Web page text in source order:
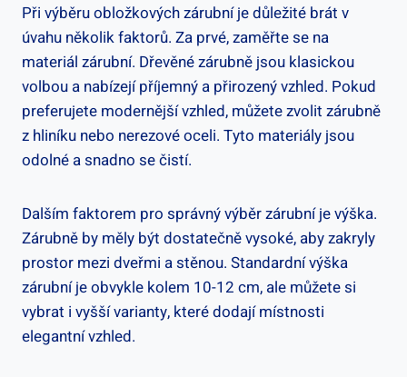
Při výběru obložkových zárubní je důležité brát v
úvahu několik faktorů. Za prvé, zaměřte se na
materiál zárubní. Dřevěné zárubně jsou klasickou
volbou a nabízejí příjemný a přirozený vzhled. Pokud
preferujete modernější vzhled, můžete zvolit zárubně
z hliníku nebo nerezové oceli. Tyto materiály jsou
odolné a snadno se čistí.
Dalším faktorem pro správný výběr zárubní je výška.
Zárubně by měly být dostatečně vysoké, aby zakryly
prostor mezi dveřmi a stěnou. Standardní výška
zárubní je obvykle kolem 10-12 cm, ale můžete si
vybrat i vyšší varianty, které dodají místnosti
elegantní vzhled.